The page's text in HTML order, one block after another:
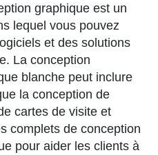
graphique est un
lequel vous pouvez
et des solutions
La conception
blanche peut inclure
la conception de
cartes de visite et
complets de conception
pour aider les clients à